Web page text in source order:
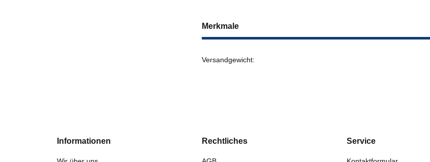
Merkmale
Versandgewicht:
Informationen Rechtliches Service